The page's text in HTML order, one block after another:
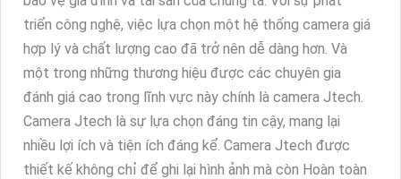
triển công nghệ, việc lựa chọn một hệ thống camera giá
hợp lý và chất lượng cao đã trở nên dễ dàng hơn. Và
một trong những thương hiệu được các chuyên gia
đánh giá cao trong lĩnh vực này chính là camera Jtech.
Camera Jtech là sự lựa chọn đáng tin cậy, mang lại
nhiều lợi ích và tiện ích đáng kể. Camera Jtech được
thiết kế không chỉ để ghi lại hình ảnh mà còn Hoàn toàn